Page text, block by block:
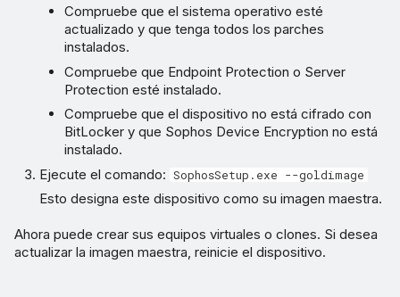
Compruebe que el sistema operativo esté
actualizado y que tenga todos los parches
instalados.
Compruebe que Endpoint Protection o Server
Protection esté instalado.
Compruebe que el dispositivo no está cifrado con
BitLocker y que Sophos Device Encryption no está
instalado.
Ejecute el comando: SophosSetup.exe --goldimage
Esto designa este dispositivo como su imagen maestra.
Ahora puede crear sus equipos virtuales o clones. Si desea
actualizar la imagen maestra, reinicie el dispositivo.